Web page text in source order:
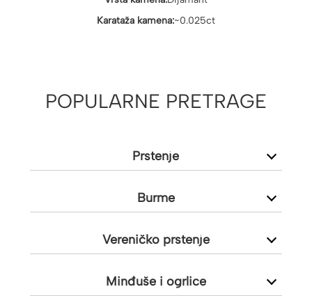
Karataža kamena:~0.025ct
POPULARNE PRETRAGE
Prstenje
Burme
Vereničko prstenje
Minđuše i ogrlice